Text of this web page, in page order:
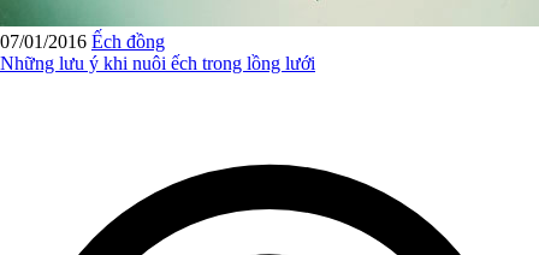
07/01/2016 Ếch đồng
Những lưu ý khi nuôi ếch trong lồng lưới